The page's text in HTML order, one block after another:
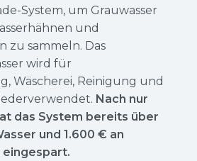
System, um Grauwasser
und
zu sammeln. Das
wird für
Wäscherei, Reinigung und
Nach nur
das System bereits über
und 1.600 € an